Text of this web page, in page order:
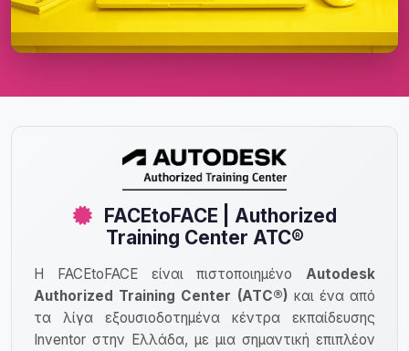
FACEtoFACE | Authorized
Training Center ATC®
Η FACEtoFACE είναι πιστοποιημένο Autodesk
Authorized Training Center (ATC®) και ένα από
τα λίγα εξουσιοδοτημένα κέντρα εκπαίδευσης
Inventor στην Ελλάδα, με μια σημαντική επιπλέον